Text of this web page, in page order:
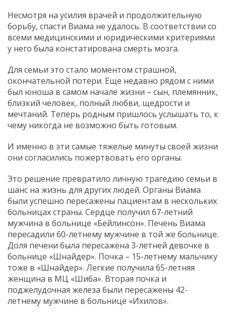
Несмотря на усилия врачей и продолжительную
борьбу, спасти Виама не удалось. В соответствии со
всеми медицинскими и юридическими критериями
у него была констатирована смерть мозга.
Для семьи это стало моментом страшной,
окончательной потери. Еще недавно рядом с ними
был юноша в самом начале жизни – сын, племянник,
близкий человек, полный любви, щедрости и
мечтаний. Теперь родным пришлось услышать то, к
чему никогда не возможно быть готовым.
И именно в эти самые тяжелые минуты своей жизни
они согласились пожертвовать его органы.
Это решение превратило личную трагедию семьи в
шанс на жизнь для других людей. Органы Виама
были успешно пересажены пациентам в нескольких
больницах страны. Сердце получил 67-летний
мужчина в больнице «Бейлинсон». Печень Виама
пересадили 60-летнему мужчине в той же больнице.
Доля печени была пересажена 3-летней девочке в
больнице «Шнайдер». Почка – 15-летнему мальчику
тоже в «Шнайдер». Легкие получила 65-летняя
женщина в МЦ «Шиба». Вторая почка и
поджелудочная железа были пересажены 42-
летнему мужчине в больнице «Ихилов».